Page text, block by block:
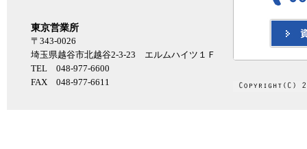
東京営業所
〒343-0026
埼玉県越谷市北越谷2-3-23 エルムハイツ１Ｆ
TEL 048-977-6600
FAX 048-977-6611